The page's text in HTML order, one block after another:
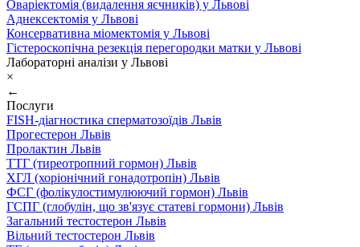
Оваріектомія (видалення яєчників) у Львові
Аднексектомія у Львові
Консервативна міомектомія у Львові
Гістероскопічна резекція перегородки матки у Львові
Лабораторні аналізи у Львові
×
←
Послуги
FISH-діагностика сперматозоїдів Львів
Прогестерон Львів
Пролактин Львів
ТТГ (тиреотропний гормон) Львів
ХГЛ (хоріонічний гонадотропін) Львів
ФСГ (фолікулостимулюючий гормон) Львів
ГСПГ (глобулін, що зв'язує статеві гормони) Львів
Загальний тестостерон Львів
Вільний тестостерон Львів